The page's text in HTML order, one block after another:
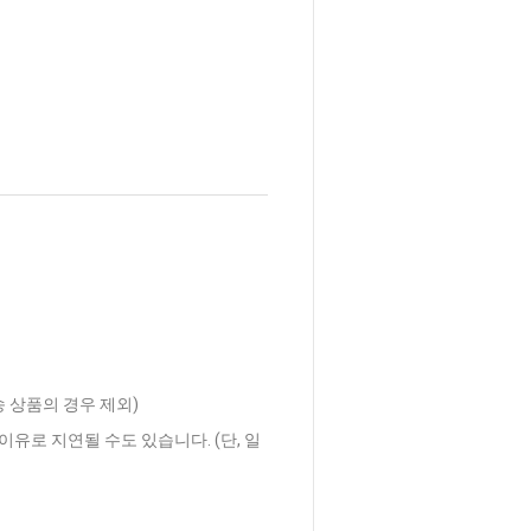
상품의 경우 제외)
유로 지연될 수도 있습니다. (단, 일